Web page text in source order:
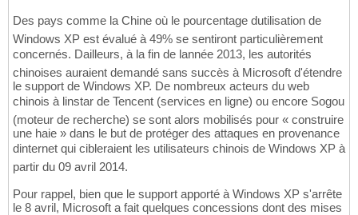
Des pays comme la Chine où le pourcentage dutilisation de
Windows XP est évalué à 49% se sentiront particulièrement
concernés. Dailleurs, à la fin de lannée 2013, les autorités
chinoises auraient demandé sans succès à Microsoft d'étendre
le support de Windows XP. De nombreux acteurs du web
chinois à linstar de Tencent (services en ligne) ou encore Sogou
(moteur de recherche) se sont alors mobilisés pour « construire
une haie » dans le but de protéger des attaques en provenance
dinternet qui cibleraient les utilisateurs chinois de Windows XP à
partir du 09 avril 2014.
Pour rappel, bien que le support apporté à Windows XP s'arrête
le 8 avril, Microsoft a fait quelques concessions dont des mises